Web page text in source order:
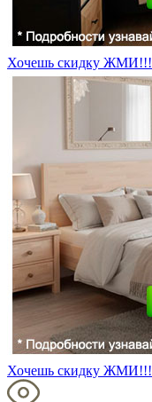
Хочешь скидку ЖМИ!!!
Хочешь скидку ЖМИ!!!